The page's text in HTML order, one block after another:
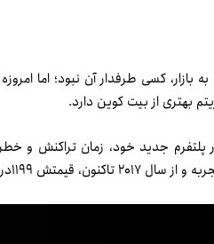
بازار، کسی طرفدار آن نبود؛ اما
پلتفرم جدید خود، زمان تراکنش و
رشد کرده است.